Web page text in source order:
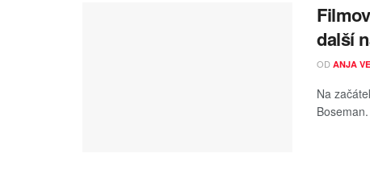
další
OD ANJA
Na